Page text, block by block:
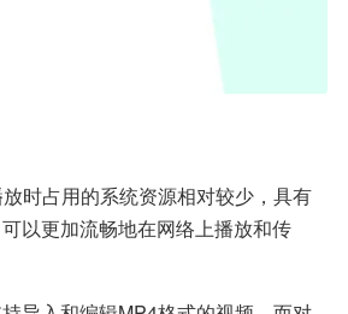
时占用的系统资源相对较少，具有
以更加流畅地在网络上播放和传